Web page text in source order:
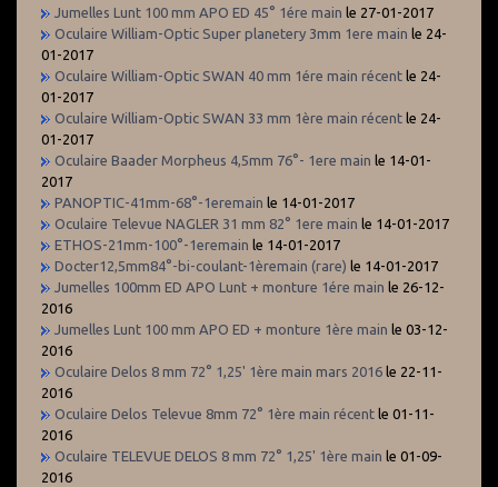
Jumelles Lunt 100 mm APO ED 45° 1ére main le 27-01-2017
Oculaire William-Optic Super planetery 3mm 1ere main le 24-
01-2017
Oculaire William-Optic SWAN 40 mm 1ére main récent le 24-
01-2017
Oculaire William-Optic SWAN 33 mm 1ère main récent le 24-
01-2017
Oculaire Baader Morpheus 4,5mm 76°- 1ere main le 14-01-
2017
PANOPTIC-41mm-68°-1eremain le 14-01-2017
Oculaire Televue NAGLER 31 mm 82° 1ere main le 14-01-2017
ETHOS-21mm-100°-1eremain le 14-01-2017
Docter12,5mm84°-bi-coulant-1èremain (rare) le 14-01-2017
Jumelles 100mm ED APO Lunt + monture 1ére main le 26-12-
2016
Jumelles Lunt 100 mm APO ED + monture 1ère main le 03-12-
2016
Oculaire Delos 8 mm 72° 1,25' 1ère main mars 2016 le 22-11-
2016
Oculaire Delos Televue 8mm 72° 1ère main récent le 01-11-
2016
Oculaire TELEVUE DELOS 8 mm 72° 1,25' 1ère main le 01-09-
2016